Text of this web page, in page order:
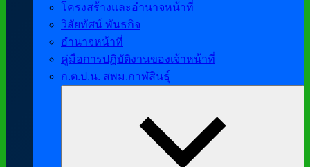
โครงสร้างและอำนาจหน้าที่
วิสัยทัศน์ พันธกิจ
อำนาจหน้าที่
คู่มือการปฏิบัติงานของเจ้าหน้าที่
ก.ต.ป.น. สพม.กาฬสินธุ์